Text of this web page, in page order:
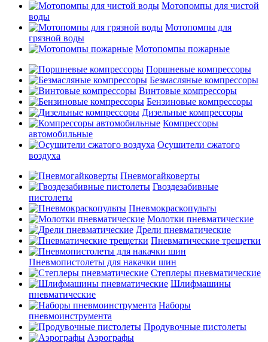
Мотопомпы для чистой
воды
Мотопомпы для
грязной воды
Мотопомпы пожарные
Поршневые компрессоры
Безмасляные компрессоры
Винтовые компрессоры
Бензиновые компрессоры
Дизельные компрессоры
Компрессоры
автомобильные
Осушители сжатого
воздуха
Пневмогайковерты
Гвоздезабивные
пистолеты
Пневмокраскопульты
Молотки пневматические
Дрели пневматические
Пневматические трещетки
Пневмопистолеты для накачки шин
Степлеры пневматические
Шлифмашины
пневматические
Наборы
пневмоинструмента
Продувочные пистолеты
Аэрографы